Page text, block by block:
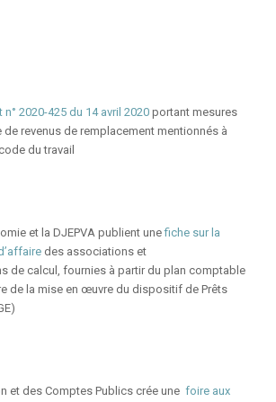
n° 2020-425 du 14 avril 2020 portant mesures
de revenus de remplacement mentionnés à
du travail
et la DJEPVA publient unefiche sur la
des associations et
de calcul, fournies à partir du plan comptable
de la mise en œuvre du dispositif de Prêts
et des Comptes Publics crée unefoire aux